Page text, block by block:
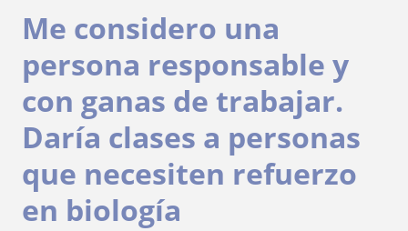
Me considero una
persona responsable y
con ganas de trabajar.
Daría clases a personas
que necesiten refuerzo
en biología